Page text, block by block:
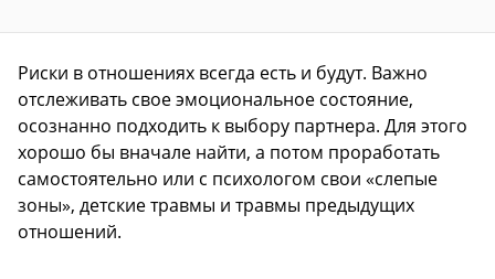
Риски в отношениях всегда есть и будут. Важно
отслеживать свое эмоциональное состояние,
осознанно подходить к выбору партнера. Для этого
хорошо бы вначале найти, а потом проработать
самостоятельно или с психологом свои «слепые
зоны», детские травмы и травмы предыдущих
отношений.